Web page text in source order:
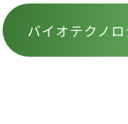
バイオテクノ